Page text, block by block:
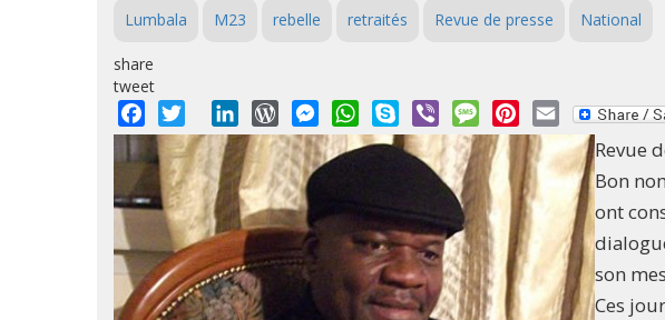
Lumbala M23 rebelle retraités Revue de presse National
share
tweet
Facebook
Twitter LinkedInWordPressMessengerWhatsApp
Skype Viber MessagePinterest
Email
Revue
Bon
ont
son
Ces